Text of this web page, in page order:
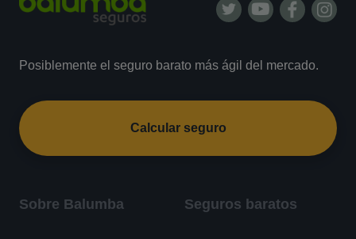
Posiblemente el seguro barato más ágil del mercado.
Calcular seguro
Sobre Balumba Seguros baratos